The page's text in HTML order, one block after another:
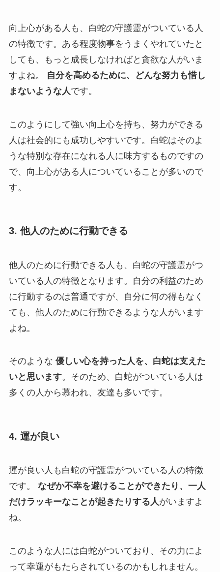
向上心がある人も、白蛇の守護霊がついている人
の特徴です。ある程度物事をうまくやれていたと
しても、もっと成長しなければと貪欲な人がいま
すよね。
自分を高めるために、どんな努力も惜し
まないような人です。
このようにして強い向上心を持ち、努力ができる
人は社会的にも成功しやすいです。白蛇はそのよ
うな特別な存在になれる人に味方するものですの
で、向上心がある人についていることが多いので
す。
3. 他人のために行動できる
他人のために行動できる人も、白蛇の守護霊がつ
いている人の特徴となります。自分の利益のため
に行動するのは普通ですが、自分に何の得もなく
ても、他人のために行動できるような人がいます
よね。
そのような 優しい心を持った人を、白蛇は支えた
いと思います。そのため、白蛇がついている人は
多くの人から慕われ、友達も多いです。
4. 運が良い
運が良い人も白蛇の守護霊がついている人の特徴
です。 なぜか不幸を避けることができたり、一人
だけラッキーなことが起きたりする人 がいますよ
ね。
このような人には白蛇がついており、その力によ
って幸運がもたらされているのかもしれません。